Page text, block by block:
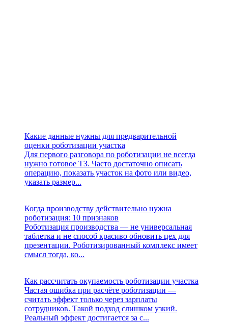
Какие данные нужны для предварительной
оценки роботизации участка
Для первого разговора по роботизации не всегда
нужно готовое ТЗ. Часто достаточно описать
операцию, показать участок на фото или видео,
указать размер...
Когда производству действительно нужна
роботизация: 10 признаков
Роботизация производства — не универсальная
таблетка и не способ красиво обновить цех для
презентации. Роботизированный комплекс имеет
смысл тогда, ко...
Как рассчитать окупаемость роботизации участка
Частая ошибка при расчёте роботизации —
считать эффект только через зарплаты
сотрудников. Такой подход слишком узкий.
Реальный эффект достигается за с...